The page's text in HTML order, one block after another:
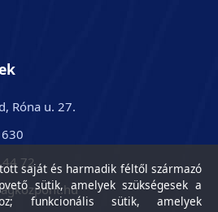
Róna u. 27.
72
saját és harmadik féltől származó
sütik, amelyek szükségesek a
funkcionális sütik, amelyek